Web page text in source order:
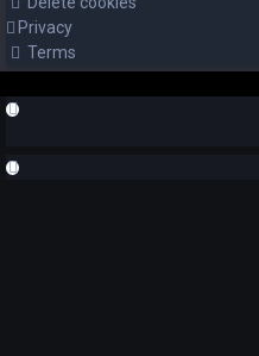
Privacy
Terms